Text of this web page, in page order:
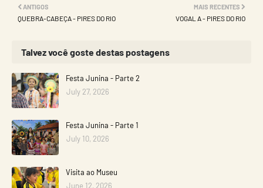
MAIS RECENTES
VOGAL A - PIRES DO RIO
ANTIGOS
QUEBRA-CABEÇA - PIRES DO RIO
Talvez você goste destas postagens
Festa Junina - Parte 2
July 27, 2026
Festa Junina - Parte 1
July 10, 2026
Visita ao Museu
June 12, 2026